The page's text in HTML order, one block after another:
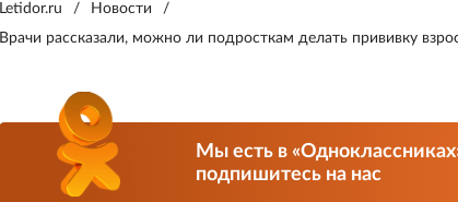
Letidor.ru
/ Новости
/
Врачи рассказали, можно ли подросткам делать прививку
Мы есть в
подпишитесь на нас